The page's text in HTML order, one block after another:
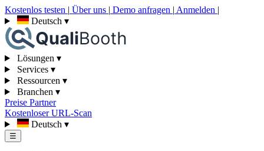
Kostenlos testen | Über uns | Demo anfragen | Anmelden |
Deutsch ▾
Lösungen ▾
Services ▾
Ressourcen ▾
Branchen ▾
Preise Partner
Kostenloser URL-Scan
Deutsch ▾
☰